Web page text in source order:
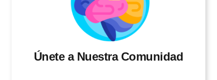
Únete a Nuestra Comunidad